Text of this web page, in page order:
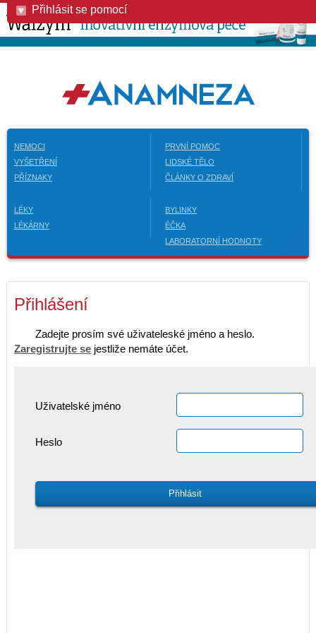
Přihlásit se pomocí
NEMOCI
VYŠETŘENÍ
PŘÍZNAKY
PRVNÍ POMOC
LIDSKÉ TĚLO
ČLÁNKY O ZDRAVÍ
LÉKY
LÉKÁRNY
BYLINKY
ÉČKA
LABORATORNÍ HODNOTY
Přihlášení
Zadejte prosím své uživateleské jméno a heslo.
Zaregistrujte se jestliže nemáte účet.
Uživatelské jméno
Heslo